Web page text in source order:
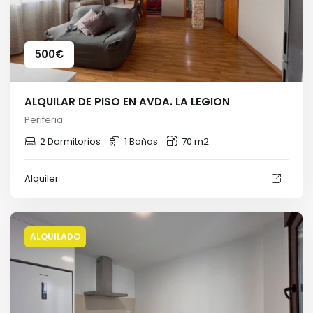
500€
ALQUILAR DE PISO EN AVDA. LA LEGION
Periferia
2 Dormitorios
1 Baños 70 m2
Alquiler
ALQUILADO